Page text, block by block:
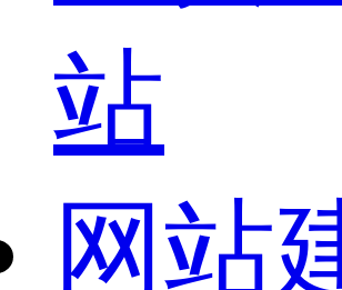
站
网站